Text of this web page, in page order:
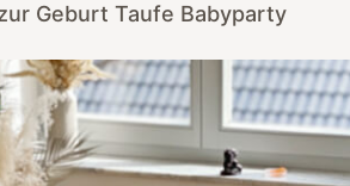
Geburt Taufe Babyparty